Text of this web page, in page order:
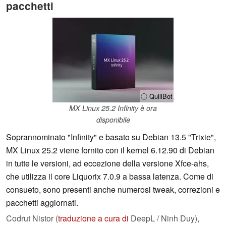
pacchetti
ⓘ QuillBot
MX Linux 25.2 Infinity è ora
disponibile
Soprannominato "Infinity" e basato su Debian 13.5 "Trixie",
MX Linux 25.2 viene fornito con il kernel 6.12.90 di Debian
in tutte le versioni, ad eccezione della versione Xfce-ahs,
che utilizza il core Liquorix 7.0.9 a bassa latenza. Come di
consueto, sono presenti anche numerosi tweak, correzioni e
pacchetti aggiornati.
Codrut Nistor (traduzione a cura di DeepL / Ninh Duy),